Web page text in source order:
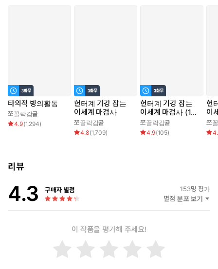
타의적 빙의활동
쪼꼴락감귤
4.9(1,294)
헌터계 기강 잡는
이세계 마검사
쪼꼴락감귤
4.8(1,709)
헌터계 기강 잡는
이세계 마검사 (15
세 개정판)
쪼꼴락감귤
4.9(105)
헌
이
쪼
리뷰
4.3 구매자 별점 153명 평가
별점 분포 보기
이 작품을 평가해 주세요!